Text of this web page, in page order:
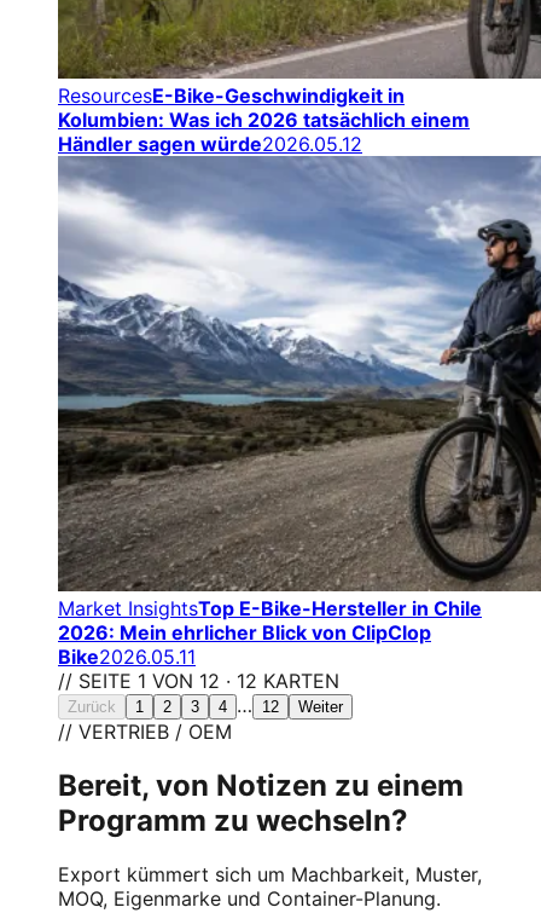
ResourcesE-Bike-Geschwindigkeit in
Kolumbien: Was ich 2026 tatsächlich einem
Händler sagen würde2026.05.12
Market InsightsTop E-Bike-Hersteller in Chile
2026: Mein ehrlicher Blick von ClipClop
Bike2026.05.11
// SEITE 1 VON 12 · 12 KARTEN
Zurück 1 2 3 4 … 12 Weiter
// VERTRIEB / OEM
Bereit, von Notizen zu einem
Programm zu wechseln?
Export kümmert sich um Machbarkeit, Muster,
MOQ, Eigenmarke und Container-Planung.